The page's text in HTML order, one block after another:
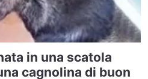
in una scatola
cagnolina di buon